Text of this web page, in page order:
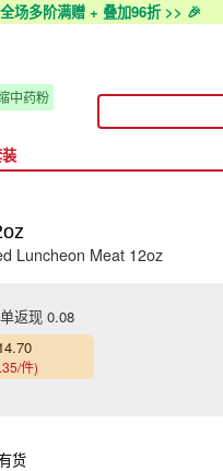
场多阶满赠 + 叠加96折 >> 🎉
中药粉
Luncheon Meat 12oz
返现 0.08
件)
货